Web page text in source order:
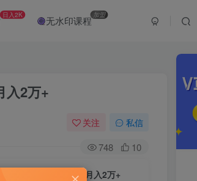
日入2K 无水印课程 加盟
入2万+
关注 私信
748 10
+笔记撰写，单账号月入2万+